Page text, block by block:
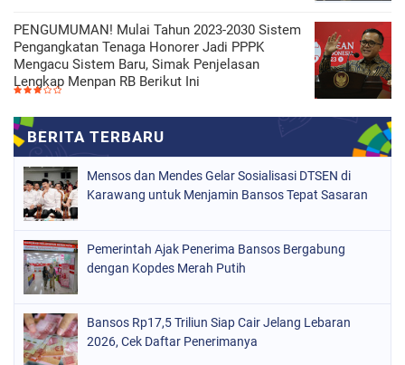
PENGUMUMAN! Mulai Tahun 2023-2030 Sistem
Pengangkatan Tenaga Honorer Jadi PPPK
Mengacu Sistem Baru, Simak Penjelasan
Lengkap Menpan RB Berikut Ini
Mensos dan Mendes Gelar Sosialisasi DTSEN di
Karawang untuk Menjamin Bansos Tepat Sasaran
Pemerintah Ajak Penerima Bansos Bergabung
dengan Kopdes Merah Putih
Bansos Rp17,5 Triliun Siap Cair Jelang Lebaran
2026, Cek Daftar Penerimanya